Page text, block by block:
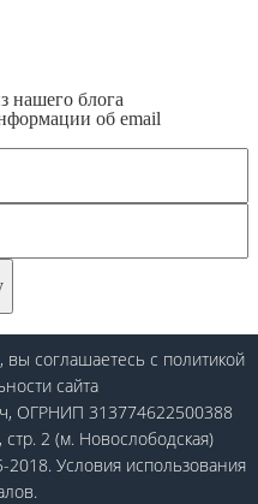
нашего блога
об email
вы соглашаетесь с политикой
сайта
ОГРНИП 313774622500388
2 (м. Новослободская)
2018. Условия использования